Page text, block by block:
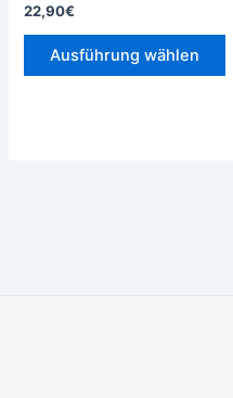
22,90€
Ausführung wählen